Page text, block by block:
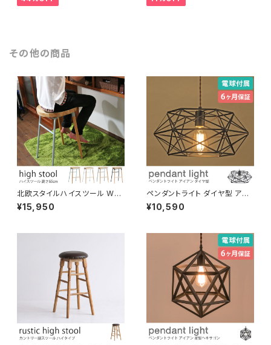
ガレージ キッチンワゴン インテ
ジ キッチンワゴン インテリア
その他の商品
北欧スタイルハイスツール WO
OD×STEEL 高さ65cm 木製
座り心地のいい曲線座面 足置き
途 インテリア
¥15,950
ペンダントライト ダイヤ型 アイ
アン素材 電球付き 吊り下げ照
明 天井照明 コード長さ調節可
ゃれ 北欧 演出用品
¥10,590